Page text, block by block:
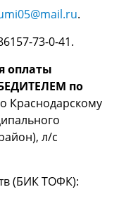
.
73-0-41.
оплаты
по
Краснодарскому
л/с
(БИК ТОФК):